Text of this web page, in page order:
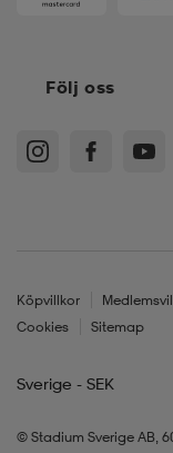
Följ oss
Köpvillkor
Cookies
Sitemap
Sverige - SEK
© Stadium Sverige AB,